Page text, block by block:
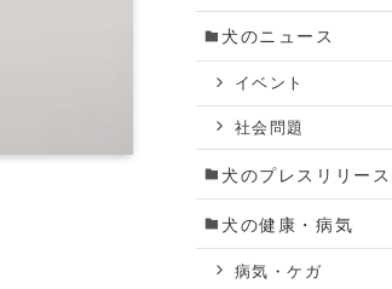
犬のニュース
イベント
社会問題
犬のプレスリリース
犬の健康・病気
病気・ケガ